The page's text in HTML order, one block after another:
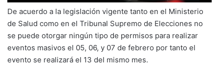
De acuerdo a la legislación vigente tanto en el Ministerio
de Salud como en el Tribunal Supremo de Elecciones no
se puede otorgar ningún tipo de permisos para realizar
eventos masivos el 05, 06, y 07 de febrero por tanto el
evento se realizará el 13 del mismo mes.